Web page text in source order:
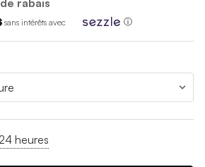
rabais
sans intérêts avec ⓘ
heures